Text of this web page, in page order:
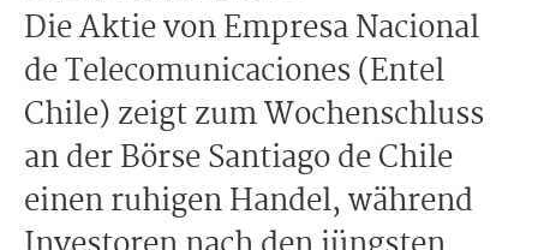
Die Aktie von Empresa Nacional
de Telecomunicaciones (Entel
Chile) zeigt zum Wochenschluss
an der Börse Santiago de Chile
einen ruhigen Handel, während